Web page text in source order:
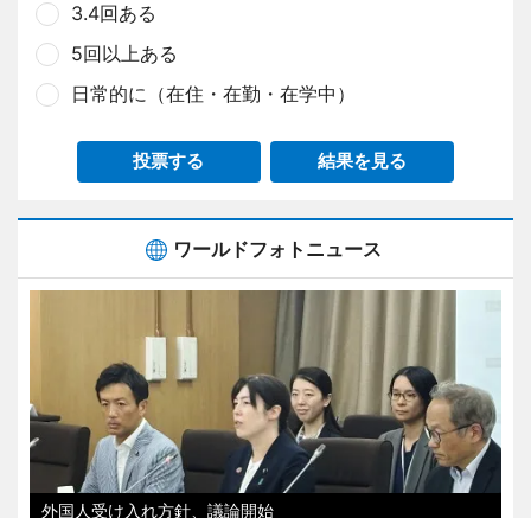
3.4回ある
5回以上ある
日常的に（在住・在勤・在学中）
投票する 結果を見る
ワールドフォトニュース
外国人受け入れ方針、議論開始